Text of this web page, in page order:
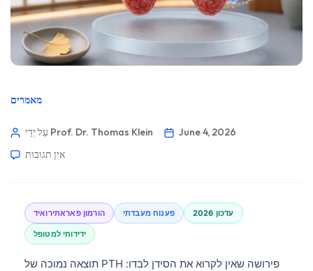
מאמרים
עַל יְדֵי Prof. Dr. Thomas Klein
June 4, 2026
אין תגובות
הורמון פאראתירואיד פענוח מעבדתי עדכון 2026
ידידותי למטופל
תוצאה נמוכה של PTH פירושה שאין לקרוא את הסידן לבדו: